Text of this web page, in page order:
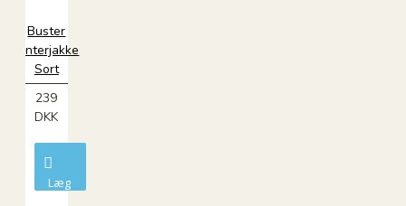
Buster
Vinterjakke
Sort
239
DKK
Læg